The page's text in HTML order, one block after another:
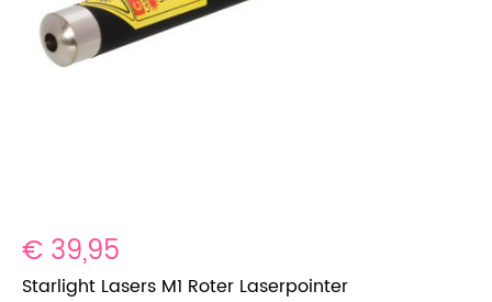
€ 39,95
Starlight Lasers M1 Roter Laserpointer